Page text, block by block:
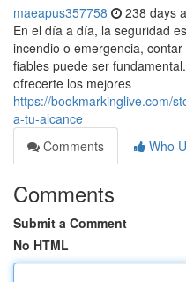
maeapus357758 238 days
En el día a día, la seguridad
incendio o emergencia,
fiables puede ser
ofrecerte los mejores
https://bookmarkinglive.com/
a-tu-alcance
Comments
Who
Comments
Submit a Comment
No HTML